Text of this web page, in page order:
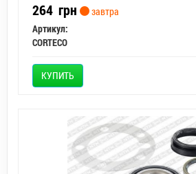
264 грн
завтра
Артикул:
CORTECO
КУПИТЬ